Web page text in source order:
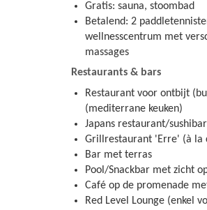
Gratis: sauna, stoombad
Betalend: 2
wellnesscentrum met
massages
Restaurants & bars
Restaurant voor ontbijt
(mediterrane keuken)
Japans restaurant/sushibar
Grillrestaurant 'Erre' (à la
Bar met terras
Pool/Snackbar met zicht
Café op de promenade
Red Level Lounge (enkel